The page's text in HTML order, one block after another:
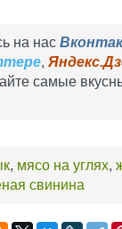
на нас
,
самые
, мясо на углях,
свинина